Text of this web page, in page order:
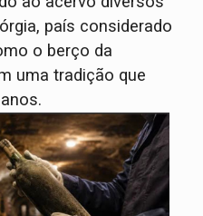
país considerado
o berço da
uma tradição que